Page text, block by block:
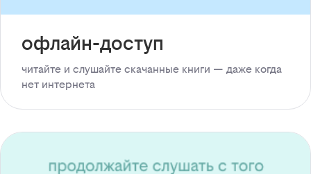
офлайн-доступ
читайте и слушайте скачанные книги — даже когда
нет интернета